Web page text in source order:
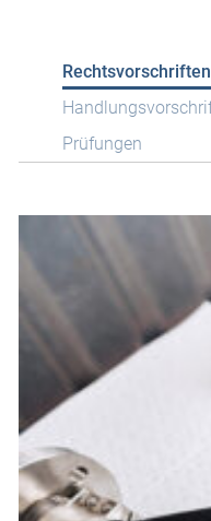
Rechtsvorschriften
Prüfungen